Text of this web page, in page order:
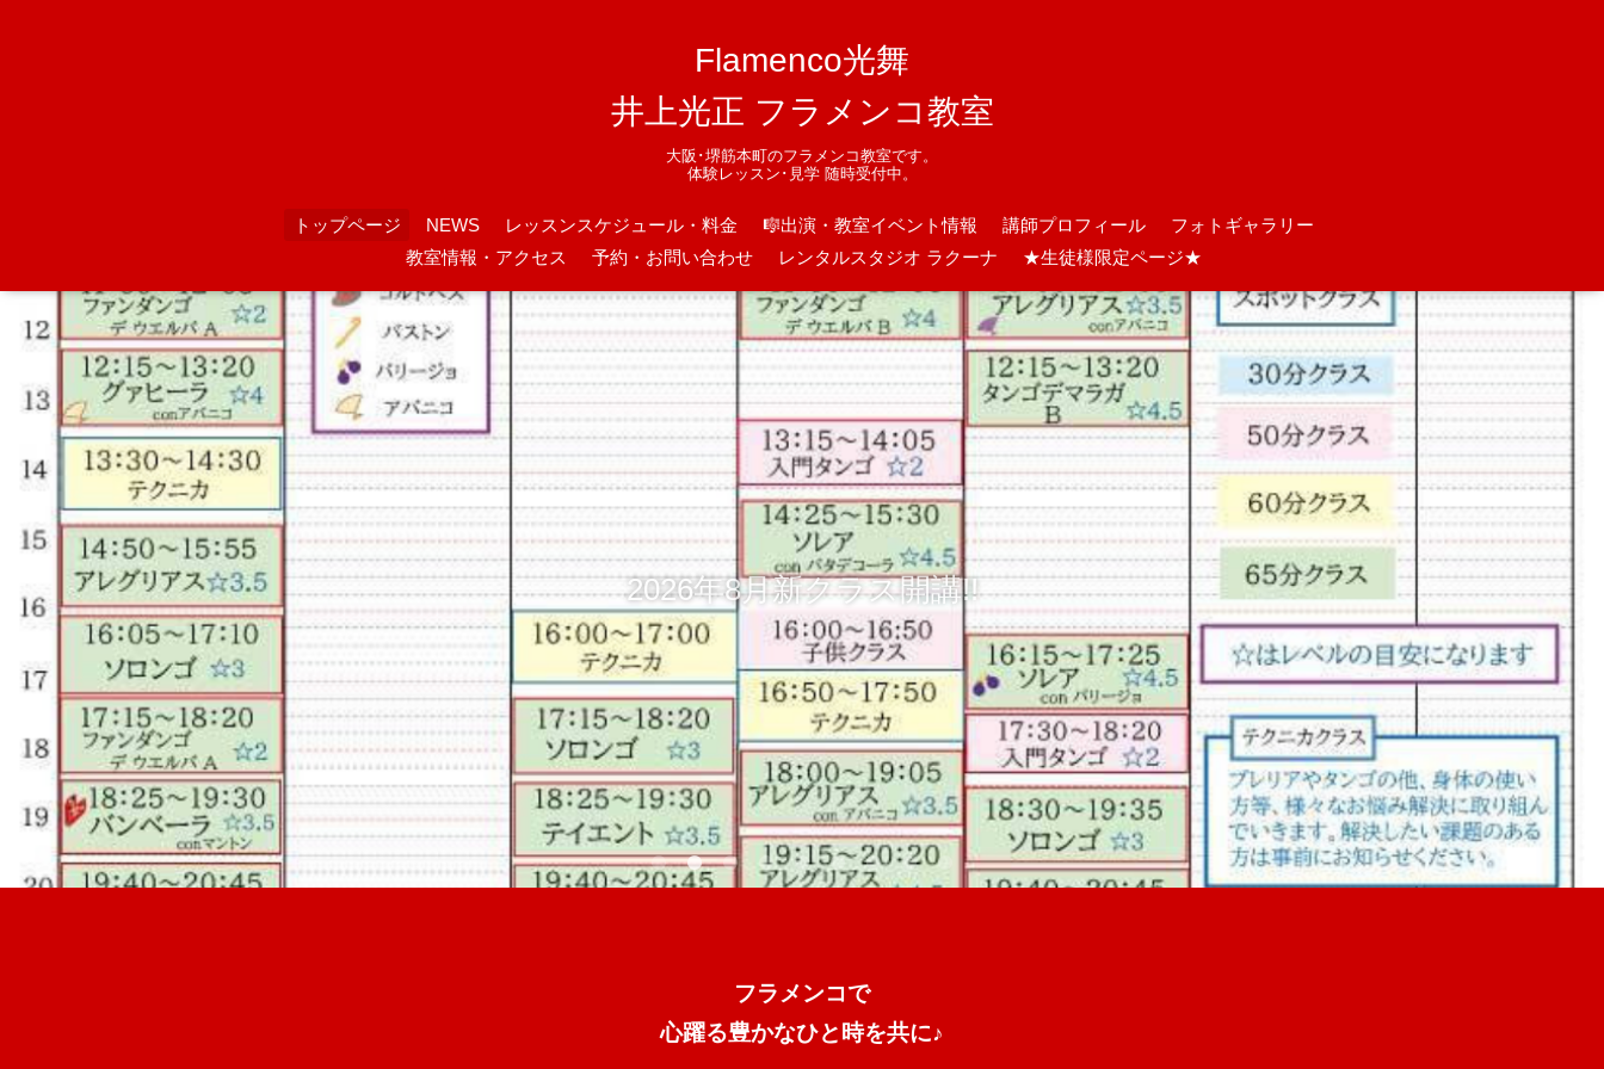
Flamenco光舞
井上光正 フラメンコ教室
大阪･堺筋本町のフラメンコ教室です。
体験レッスン･見学 随時受付中。
トップページ NEWS レッスンスケジュール・料金 🎼出演・教室イベント情報 講師プロフィール
フォトギャラリー
教室情報・アクセス
予約・お問い合わせ レンタルスタジオ ラクーナ ★生徒様限定ページ★
2026年8月新クラス開講!!
フラメンコで
心躍る豊かなひと時を共に♪